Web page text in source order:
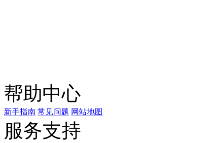
帮助中心
新手指南 常见问题 网站地图
服务支持